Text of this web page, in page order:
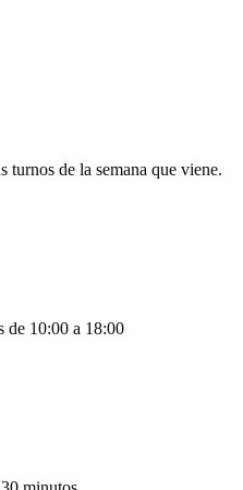
de la semana que viene.
de 10:00 a 18:00